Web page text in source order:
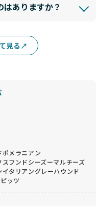
ありますか？
見る
ポメラニアン
スフンドシーズーマルチーズ
イタリアングレーハウンド
ッツ